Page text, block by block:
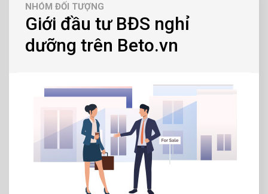
NHÓM ĐỐI TƯỢNG
Giới đầu tư BĐS nghỉ
dưỡng trên Beto.vn